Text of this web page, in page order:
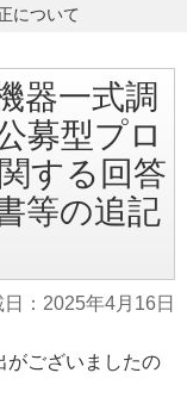
について
器一式調
募型プロ
する回答
等の追記
： 2025年4月16日
がございましたの